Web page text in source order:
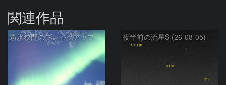
関連作品
霧氷狭間のブレイクアップ 夜半前の流星S (26-08-05)